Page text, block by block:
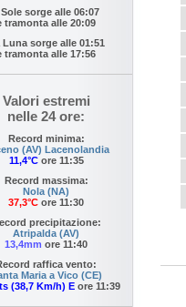
Sole sorge alle 06:07
tramonta alle 20:09
Luna sorge alle 01:51
tramonta alle 17:56
Valori estremi
nelle 24 ore:
Record minima:
(AV) Lacenolandia
11,4°Core 11:35
Record massima:
Nola (NA)
37,3°C ore 11:30
precipitazione:
Atripalda (AV)
13,4mm ore 11:40
raffica vento:
Maria a Vico (CE)
(38,7 Km/h) E ore 11:39